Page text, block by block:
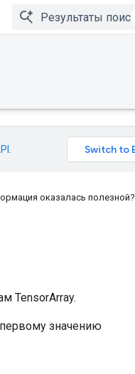
оказалась полезной?
TensorArray.
значению